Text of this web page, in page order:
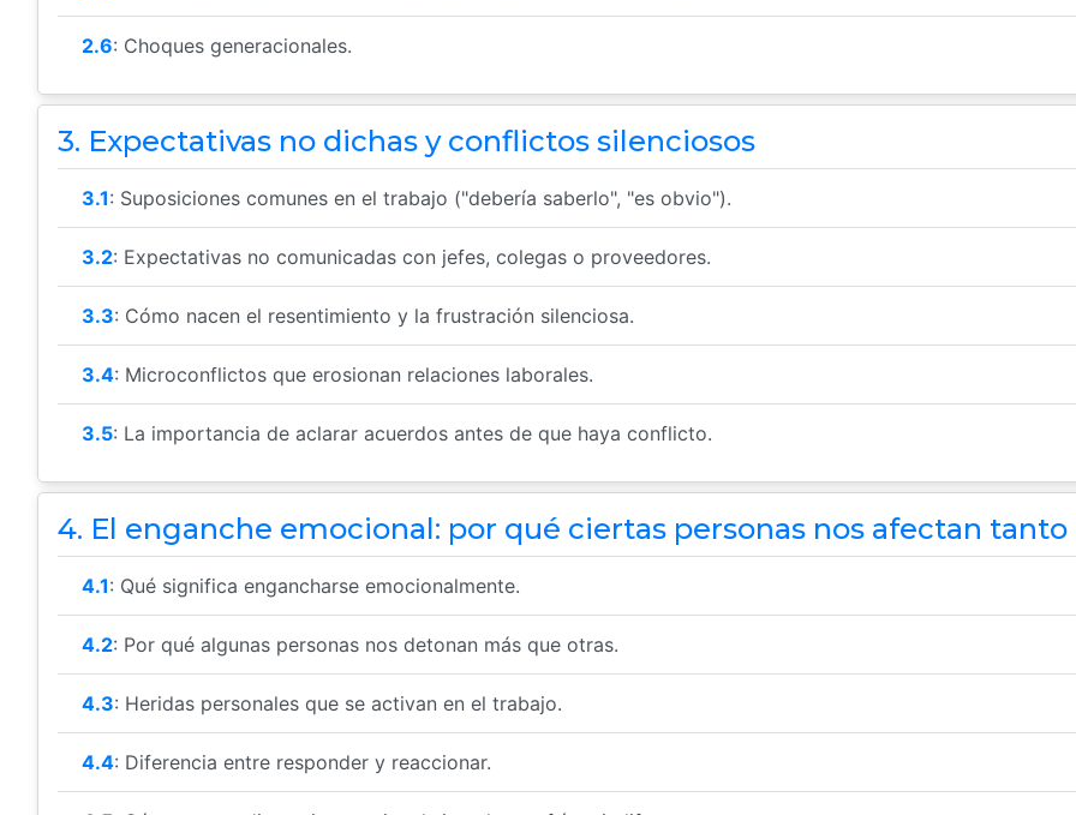
2.6: Choques generacionales.
3. Expectativas no dichas y conflictos silenciosos
3.1: Suposiciones comunes en el trabajo ("debería saberlo", "es obvio").
3.2: Expectativas no comunicadas con jefes, colegas o proveedores.
3.3: Cómo nacen el resentimiento y la frustración silenciosa.
3.4: Microconflictos que erosionan relaciones laborales.
3.5: La importancia de aclarar acuerdos antes de que haya conflicto.
4. El enganche emocional: por qué ciertas personas nos afectan tanto
4.1: Qué significa engancharse emocionalmente.
4.2: Por qué algunas personas nos detonan más que otras.
4.3: Heridas personales que se activan en el trabajo.
4.4: Diferencia entre responder y reaccionar.